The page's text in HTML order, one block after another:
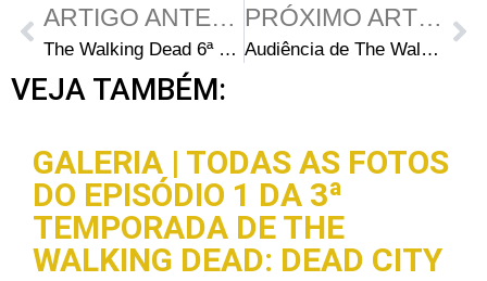
ARTIGO ANTERIOR
The Walking Dead 6ª Temporada – Entrevista: Alanna Masterson (Tara)
PRÓXIMO ARTIGO
Audiência de The Walking Dead – S06E02: JSS – Série tem queda em relação à estreia
VEJA TAMBÉM:
GALERIA | TODAS AS FOTOS
DO EPISÓDIO 1 DA 3ª
TEMPORADA DE THE
WALKING DEAD: DEAD CITY